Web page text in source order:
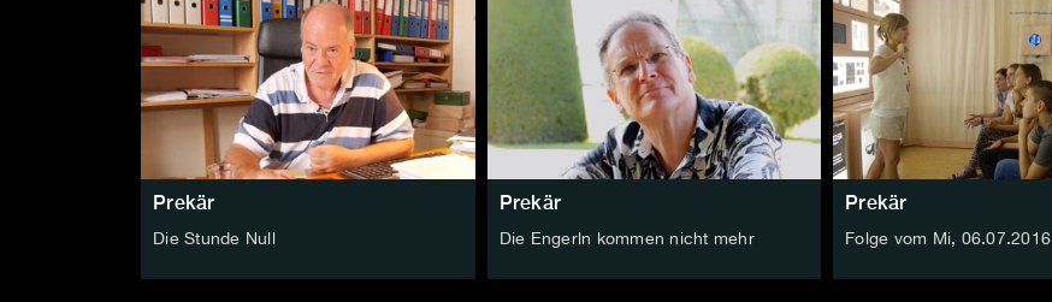
Prekär
Die Stunde Null
Prekär
Die Engerln kommen nicht mehr
Prekär
Folge vom Mi, 06.07.2016